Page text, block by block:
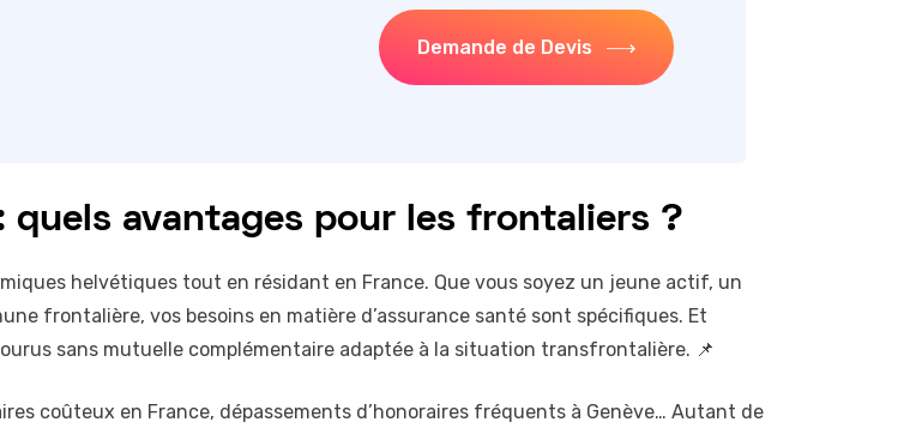
Demande de Devis
quels avantages pour les frontaliers ?
helvétiques tout en résidant en France. Que vous soyez un jeune actif, un
frontalière, vos besoins en matière d’assurance santé sont spécifiques. Et
sans mutuelle complémentaire adaptée à la situation transfrontalière. 📌
coûteux en France, dépassements d’honoraires fréquents à Genève… Autant de